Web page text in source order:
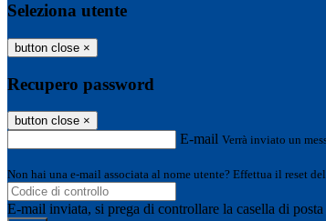
Seleziona utente
button close ×
Recupero password
button close ×
E-mail Verrà inviato un
Non hai una e-mail associata al nome utente? Effettua il reset
E-mail inviata, si prega di controllare la casella di